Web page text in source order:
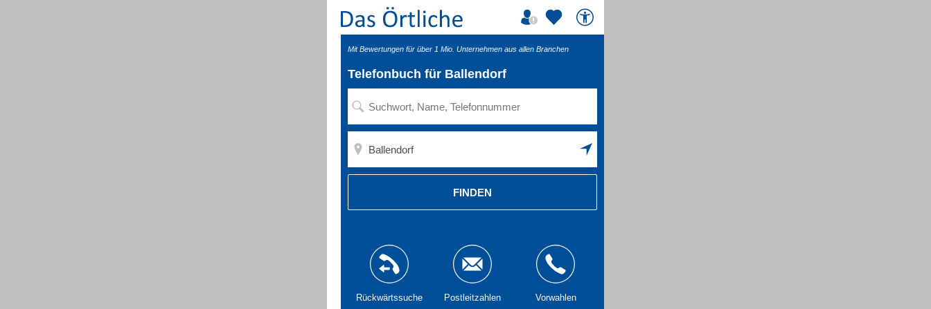
Mit Bewertungen für über 1 Mio. Unternehmen aus allen Branchen
Telefonbuch für Ballendorf
FINDEN
Rückwärtssuche Postleitzahlen Vorwahlen